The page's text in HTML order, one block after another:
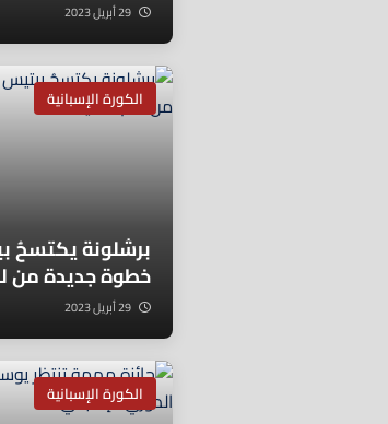
الكورة الإسبانية
برشلونة يكتسحُ
خطوة جديدة من
الكورة الإسبانية